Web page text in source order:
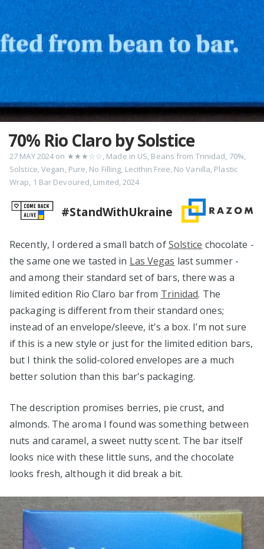
70% Rio Claro by Solstice
27 MAY 2024on ★★★☆☆, Made in US, Beans from Trinidad, 70%,
Solstice,Vegan, Pure, No Filling, Lecithin Free, No Vanilla, Plastic
Wrap, 1 Bar Devoured, Limited,2024
#StandWithUkraine
Recently, I ordered a small batch ofSolstice chocolate -
the same one we tasted in Las Vegas last summer -
and among their standard set of bars, there was a
limited edition Rio Claro bar from Trinidad. The
packaging is different from their standard ones;
instead of an envelope/sleeve, it's a box. I’m not sure
if this is a new style or just for the limited edition bars,
but I think the solid-colored envelopes are a much
better solution than this bar's packaging.
The description promises berries, pie crust, and
almonds. The aroma I found was something between
nuts and caramel, a sweet nutty scent. The bar itself
looks nice with these little suns, and the chocolate
looks fresh, although it did break a bit.